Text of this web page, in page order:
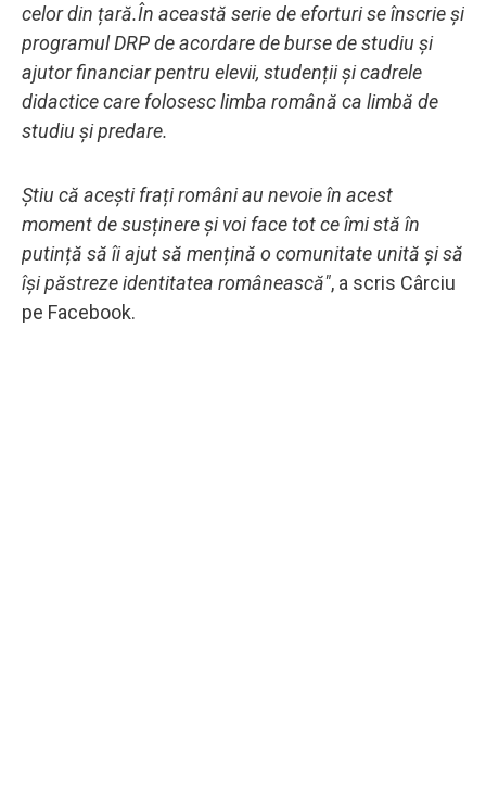
celor din țară.În această serie de eforturi se înscrie și
programul DRP de acordare de burse de studiu și
ajutor financiar pentru elevii, studenții și cadrele
didactice care folosesc limba română ca limbă de
studiu și predare.
Știu că acești frați români au nevoie în acest
moment de susținere și voi face tot ce îmi stă în
putință să îi ajut să mențină o comunitate unită și să
își păstreze identitatea românească", a scris Cârciu
pe Facebook.